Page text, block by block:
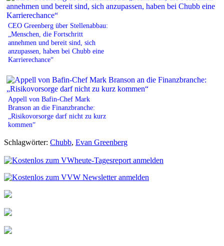
CEO Greenberg über Stellenabbau:
„Menschen, die Fortschritt
annehmen und bereit sind, sich
anzupassen, haben bei Chubb eine
Karrierechance“
Appell von Bafin-Chef Mark
Branson an die Finanzbranche:
„Risikovorsorge darf nicht zu kurz
kommen“
Schlagwörter: Chubb, Evan Greenberg